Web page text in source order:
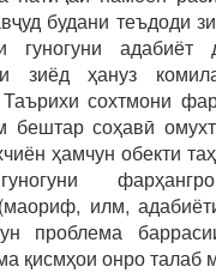
будани теъдоди
гуногуни адабиёт
зиёд ҳануз
сохтмони
бештар соҳавӣ
ҳамчун обекти
илм,
проблема
қисмҳои онро талаб